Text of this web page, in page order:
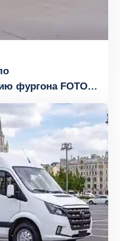
фургона FOTON
6+1